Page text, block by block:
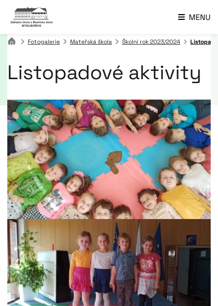
MENU
Fotogalerie Mateřská škola Školní rok 2023/2024
Listopadové aktivity